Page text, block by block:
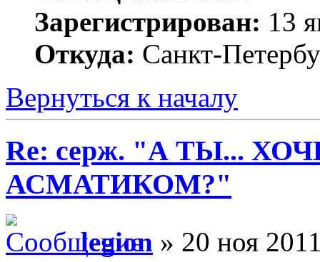
Зарегистрирован: 13
Откуда: Санкт-
Вернуться к началу
Re: серж. "А ТЫ...
АСМАТИКОМ?"
legion » 20 ноя